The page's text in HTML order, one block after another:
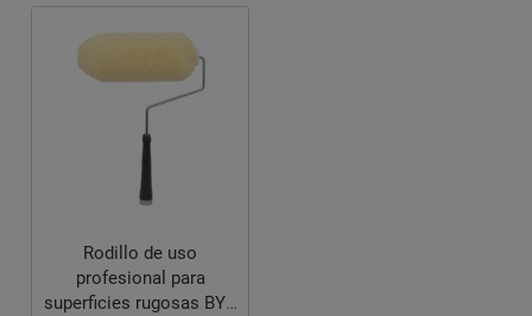
Rodillo de uso
profesional para
superficies rugosas BYP